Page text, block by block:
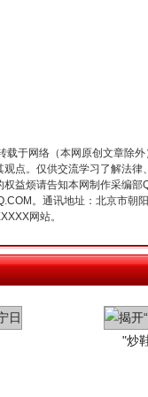
载于网络（本网原创文章
点。仅供交流学习了解法
益烦请告知本网制作采编
。通讯地址：北京市朝
网站。
"炒